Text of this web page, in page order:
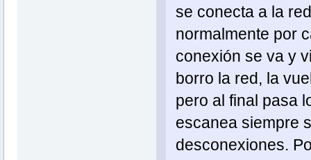
se conecta a la
normalmente por
conexión se va y
borro la red, la
pero al final pasa
escanea siempre
desconexiones.